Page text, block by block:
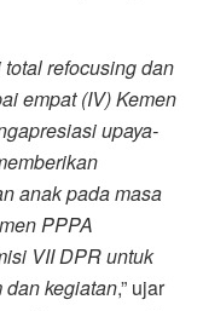
refocusing dan
empat (IV) Kemen
upaya-
anak pada masa
PPPA
VII DPR untuk
kegiatan,” ujar